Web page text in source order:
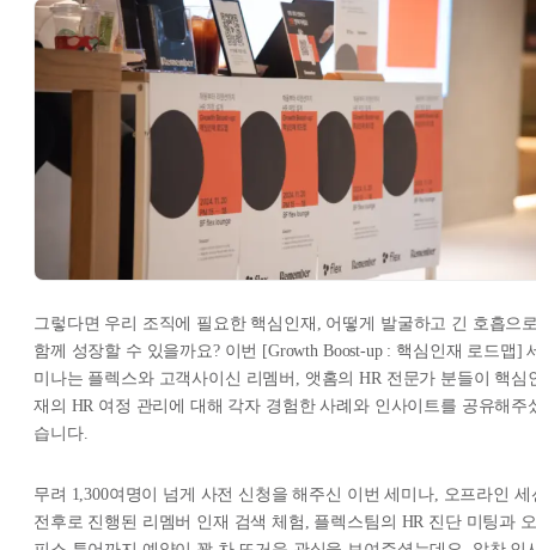
그렇다면 우리 조직에 필요한 핵심인재, 어떻게 발굴하고 긴 호흡으
함께 성장할 수 있을까요? 이번 [Growth Boost-up : 핵심인재 로드맵]
미나는 플렉스와 고객사이신 리멤버, 앳홈의 HR 전문가 분들이 핵심
재의 HR 여정 관리에 대해 각자 경험한 사례와 인사이트를 공유해주
습니다.
무려 1,300여명이 넘게 사전 신청을 해주신 이번 세미나, 오프라인 세
전후로 진행된 리멤버 인재 검색 체험, 플렉스팀의 HR 진단 미팅과 오